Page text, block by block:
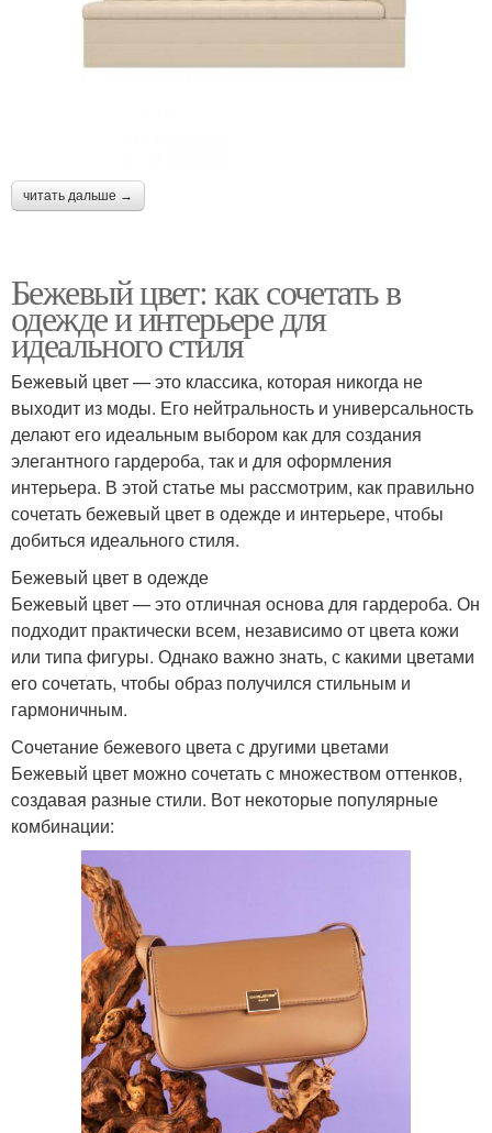
читать дальше →
Бежевый цвет: как сочетать в
одежде и интерьере для
идеального стиля
Бежевый цвет — это классика, которая никогда не
выходит из моды. Его нейтральность и универсальность
делают его идеальным выбором как для создания
элегантного гардероба, так и для оформления
интерьера. В этой статье мы рассмотрим, как правильно
сочетать бежевый цвет в одежде и интерьере, чтобы
добиться идеального стиля.
Бежевый цвет в одежде
Бежевый цвет — это отличная основа для гардероба. Он
подходит практически всем, независимо от цвета кожи
или типа фигуры. Однако важно знать, с какими цветами
его сочетать, чтобы образ получился стильным и
гармоничным.
Сочетание бежевого цвета с другими цветами
Бежевый цвет можно сочетать с множеством оттенков,
создавая разные стили. Вот некоторые популярные
комбинации: